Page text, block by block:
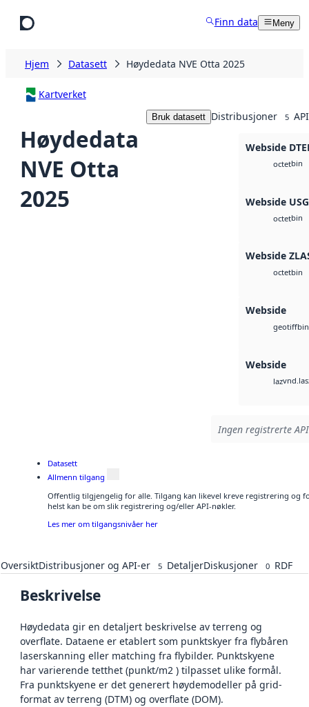
Finn data Meny
Hjem Datasett Høydedata NVE Otta 2025
Kartverket
Høydedata
NVE Otta
2025
Bruk datasett Distribusjoner 5
Webside
octetbin
Webside
octetbin
Webside
octetbin
Webside
geotiffbin
Webside
laz
Ingen registrerte
Datasett
Allmenn tilgang
Offentlig tilgjengelig for alle. Tilgang kan likevel kreve registrering og
helst kan be om slik registrering og/eller API-nøkler.
Les mer om tilgangsnivåer her
OversiktDistribusjoner og API-er 5 DetaljerDiskusjoner 0 RDF
Beskrivelse
Høydedata gir en detaljert beskrivelse av terreng og
overflate. Dataene er etablert som punktskyer fra flybåren
laserskanning eller matching fra flybilder. Punktskyene
har varierende tetthet (punkt/m2 ) tilpasset ulike formål.
Fra punktskyene er det generert høydemodeller på grid-
format av terreng (DTM) og overflate (DOM).